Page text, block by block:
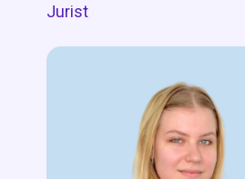
Jurist